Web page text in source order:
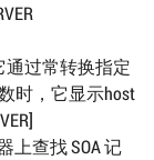
通过常转换指定
时，它显示host
上查找 SOA 记